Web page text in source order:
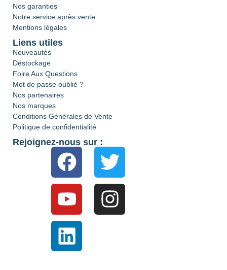
Nos garanties
Notre service après vente
Mentions légales
Liens utiles
Nouveautés
Déstockage
Foire Aux Questions
Mot de passe oublié ?
Nos partenaires
Nos marques
Conditions Générales de Vente
Politique de confidentialité
Rejoignez-nous sur :